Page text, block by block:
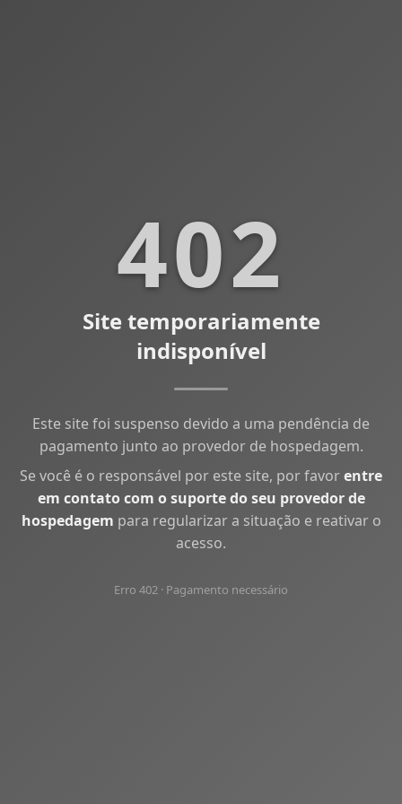
402
Site temporariamente
indisponível
Este site foi suspenso devido a uma pendência de
pagamento junto ao provedor de hospedagem.
Se você é o responsável por este site, por favorentre
em contato com o suporte do seu provedor de
hospedagem para regularizar a situação e reativar o
acesso.
Erro 402 · Pagamento necessário